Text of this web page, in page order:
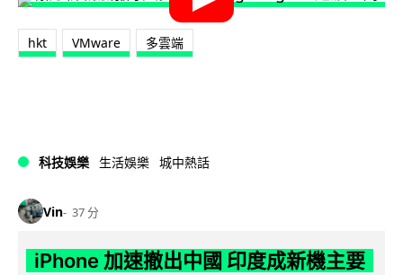
hkt VMware 多雲端
科技娛樂 生活娛樂 城中熱話
Vin 37 分
iPhone 加速撤出中國 印度成新機主要